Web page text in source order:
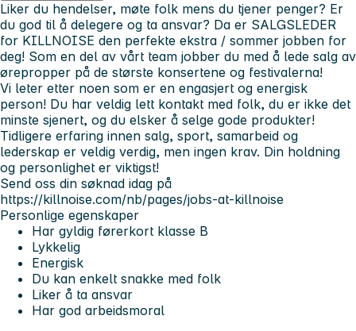
Liker du hendelser, møte folk mens du tjener penger? Er
du god til å delegere og ta ansvar? Da er SALGSLEDER
for KILLNOISE den perfekte ekstra / sommer jobben for
deg! Som en del av vårt team jobber du med å lede salg av
ørepropper på de største konsertene og festivalerna!
Vi leter etter noen som er en engasjert og energisk
person! Du har veldig lett kontakt med folk, du er ikke det
minste sjenert, og du elsker å selge gode produkter!
Tidligere erfaring innen salg, sport, samarbeid og
lederskap er veldig verdig, men ingen krav. Din holdning
og personlighet er viktigst!
Send oss din søknad idag på
https://killnoise.com/nb/pages/jobs-at-killnoise
Personlige egenskaper
Har gyldig førerkort klasse B
Lykkelig
Energisk
Du kan enkelt snakke med folk
Liker å ta ansvar
Har god arbeidsmoral